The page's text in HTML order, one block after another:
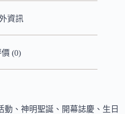
資訊
(0)
動、神明聖誕、開幕誌慶、生日